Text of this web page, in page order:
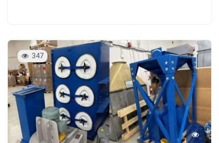
347